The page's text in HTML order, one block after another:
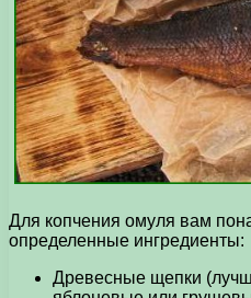
Для копчения омуля вам
определенные ингредиенты:
Древесные щепки